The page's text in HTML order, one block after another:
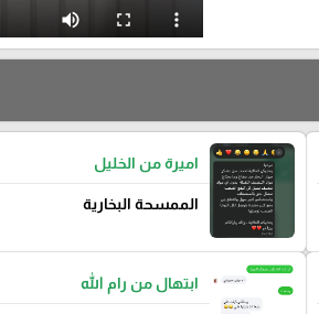
اميرة من الخليل
الممسحة البخارية
ابتهال من رام الله